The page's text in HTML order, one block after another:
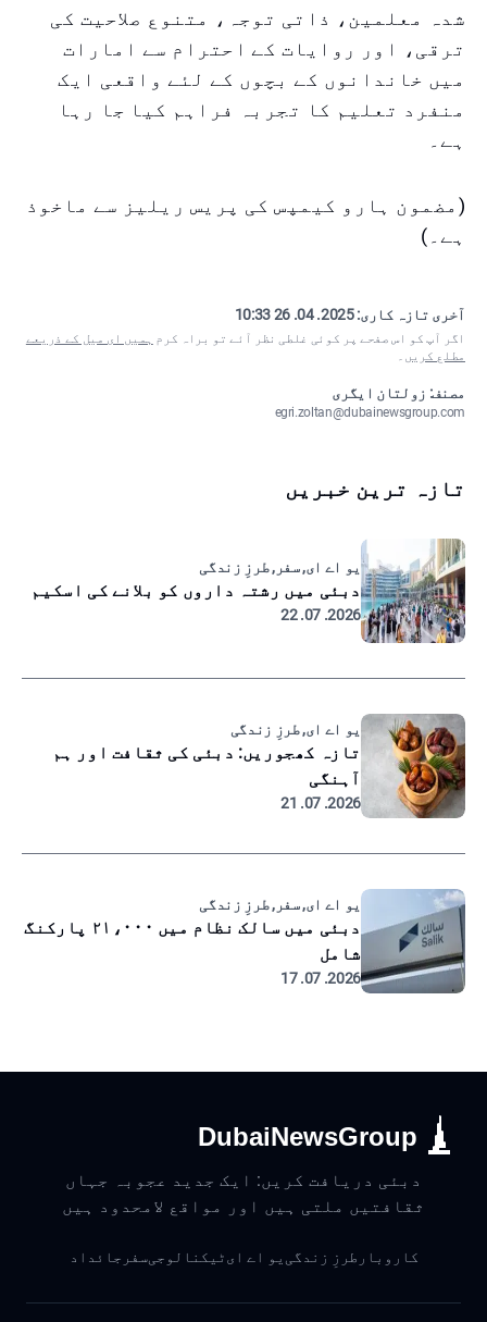
شدہ معلمین، ذاتی توجہ، متنوع صلاحیت کی
ترقی، اور روایات کے احترام سے امارات
میں خاندانوں کے بچوں کے لئے واقعی ایک
منفرد تعلیم کا تجربہ فراہم کیا جا رہا
ہے۔
(مضمون ہارو کیمپس کی پریس ریلیز سے ماخوذ
ہے۔)
آخری تازہ کاری:2025. 04. 26 10:33
اگر آپ کو اس صفحے پر کوئی غلطی نظر آئے تو براہ کرم ہمیں ای میل کے ذریعے
مطلع کریں ۔
مصنف: زولتان ایگری
egri.zoltan@dubainewsgroup.com
تازہ ترین خبریں
یو اے ای, سفر, طرزِ زندگی
دبئی میں رشتہ داروں کو بلانے کی اسکیم
2026. 07. 22
یو اے ای, طرزِ زندگی
تازہ کھجوریں: دبئی کی ثقافت اور ہم
آہنگی
2026. 07. 21
یو اے ای, سفر, طرزِ زندگی
دبئی میں سالک نظام میں ۲۱،۰۰۰ پارکنگ
شامل
2026. 07. 17
DubaiNewsGroup
دبئی دریافت کریں: ایک جدید عجوبہ جہاں
ثقافتیں ملتی ہیں اور مواقع لامحدود ہیں
کاروبار طرزِ زندگی یو اے ایٹیکنالوجیسفر جائداد